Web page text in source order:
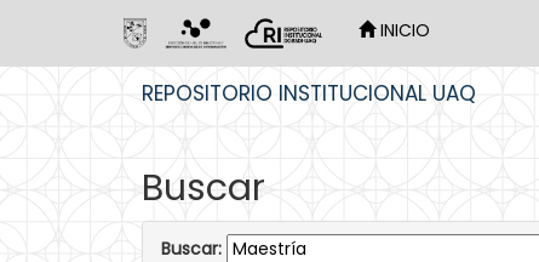
INICIO
REPOSITORIO INSTITUCIONAL UAQ
Buscar
Buscar: